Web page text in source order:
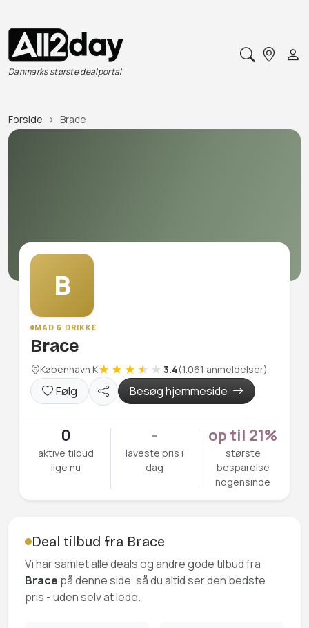
Danmarks største dealportal
Forside Brace
B
MAD & DRIKKE
Brace
København K 3.4(1.061 anmeldelser)
Følg Besøg hjemmeside
0
aktive tilbud
lige nu
-
laveste pris i
dag
op til 21%
største
besparelse
nogensinde
Deal tilbud fra Brace
Vi har samlet alle deals og andre gode tilbud fra
Brace på denne side, så du altid ser den bedste
pris - uden selv at lede.